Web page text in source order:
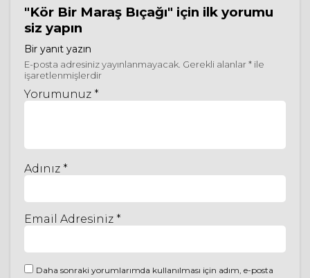
"Kör Bir Maraş Bıçağı" için ilk yorumu
siz yapın
Bir yanıt yazın
E-posta adresiniz yayınlanmayacak. Gerekli alanlar* ile
işaretlenmişlerdir
Yorumunuz *
Adınız *
Email Adresiniz *
Daha sonraki yorumlarımda kullanılması için adım, e-posta